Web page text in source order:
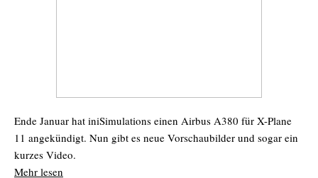
Ende Januar hat iniSimulations einen Airbus A380 für X-Plane
11 angekündigt. Nun gibt es neue Vorschaubilder und sogar ein
kurzes Video.
Mehr lesen